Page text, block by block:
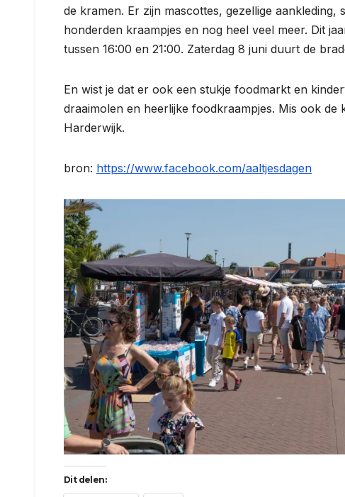
de kramen. Er zijn mascottes, gezellige
honderden kraampjes en nog heel veel meer. Dit
tussen 16:00 en 21:00. Zaterdag 8 juni duurt de
En wist je dat er ook een stukje foodmarkt en
draaimolen en heerlijke foodkraampjes. Mis ook
Harderwijk.
bron: https://www.facebook.com/aaltjesdagen
Dit delen: